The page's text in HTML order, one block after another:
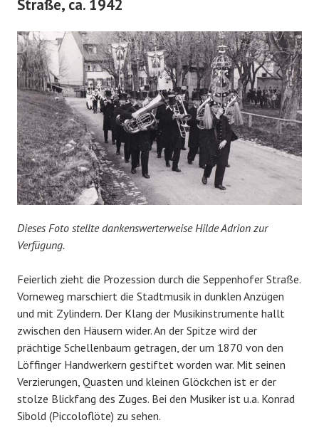
Straße, ca. 1942
Dieses Foto stellte dankenswerterweise Hilde Adrion zur
Verfügung.
Feierlich zieht die Prozession durch die Seppenhofer Straße.
Vorneweg marschiert die Stadtmusik in dunklen Anzügen
und mit Zylindern. Der Klang der Musikinstrumente hallt
zwischen den Häusern wider. An der Spitze wird der
prächtige Schellenbaum getragen, der um 1870 von den
Löffinger Handwerkern gestiftet worden war. Mit seinen
Verzierungen, Quasten und kleinen Glöckchen ist er der
stolze Blickfang des Zuges. Bei den Musiker ist u.a. Konrad
Sibold (Piccoloflöte) zu sehen.